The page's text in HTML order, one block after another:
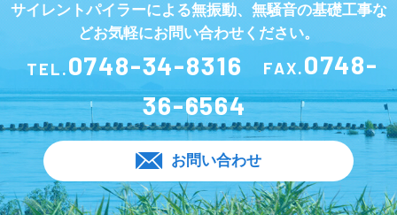
サイレントパイラーによる無振動、無騒音の基礎工事な
どお気軽にお問い合わせください。
TEL.0748-34-8316 FAX.0748-
36-6564
お問い合わせ